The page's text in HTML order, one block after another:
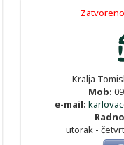
Kralja
Mob:
e-mail:
utorak -